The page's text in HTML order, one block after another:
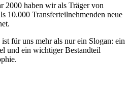
2000 haben wir als Träger von
10.000 Transferteilnehmenden neue
für uns mehr als nur ein Slogan: ein
und ein wichtiger Bestandteil